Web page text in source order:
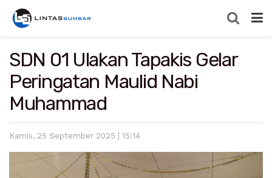
SDN 01 Ulakan Tapakis Gelar
Peringatan Maulid Nabi
Muhammad
Kamis, 25 September 2025 | 15:14